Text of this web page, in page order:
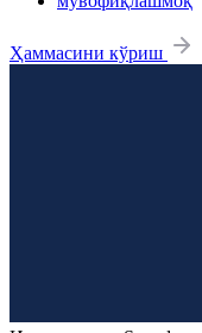
Ҳаммасини кўриш